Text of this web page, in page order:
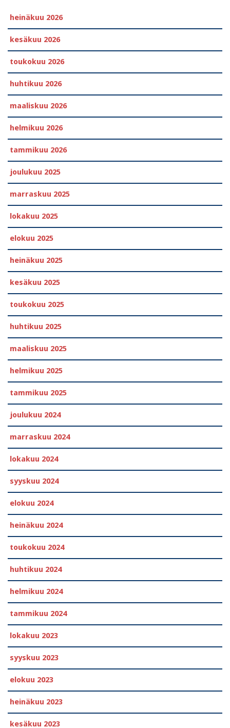
heinäkuu 2026
kesäkuu 2026
toukokuu 2026
huhtikuu 2026
maaliskuu 2026
helmikuu 2026
tammikuu 2026
joulukuu 2025
marraskuu 2025
lokakuu 2025
elokuu 2025
heinäkuu 2025
kesäkuu 2025
toukokuu 2025
huhtikuu 2025
maaliskuu 2025
helmikuu 2025
tammikuu 2025
joulukuu 2024
marraskuu 2024
lokakuu 2024
syyskuu 2024
elokuu 2024
heinäkuu 2024
toukokuu 2024
huhtikuu 2024
helmikuu 2024
tammikuu 2024
lokakuu 2023
syyskuu 2023
elokuu 2023
heinäkuu 2023
kesäkuu 2023